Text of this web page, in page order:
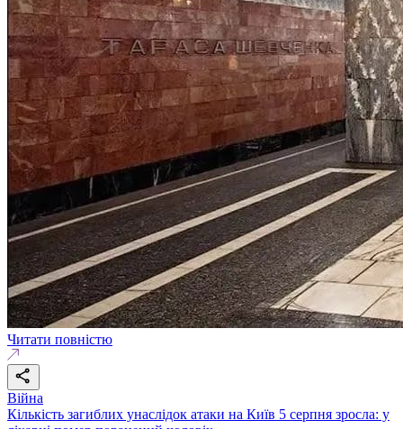
Читати повністю
Війна
Кількість загиблих унаслідок атаки на Київ 5 серпня зросла: у